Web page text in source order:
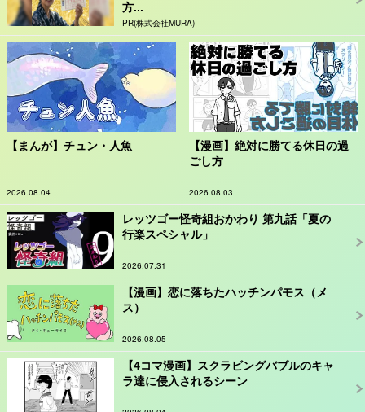
方...
PR(株式会社MURA)
【まんが】チュン・人魚
2026.08.04
【漫画】絶対に勝てる休日の過
ごし方
2026.08.03
レッツゴー怪奇組おかわり 第九話「夏の
行楽スペシャル」
2026.07.31
【漫画】恋に落ちたハッチンパモス（メ
ス）
2026.08.05
【4コマ漫画】スクラビングバブルのキャ
ラ達に侵入されるシーン